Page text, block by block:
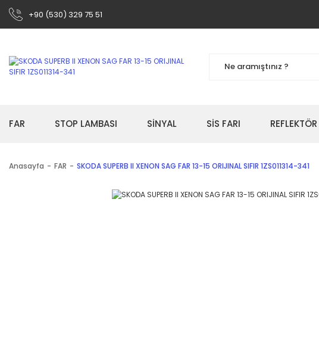
+90 (530) 329 75 51
FAR STOP LAMBASI SİNYAL SİS FARI REFLEKTÖR
Anasayfa FAR SKODA SUPERB II XENON SAG FAR 13-15 ORIJINAL SIFIR 1ZS011314-341